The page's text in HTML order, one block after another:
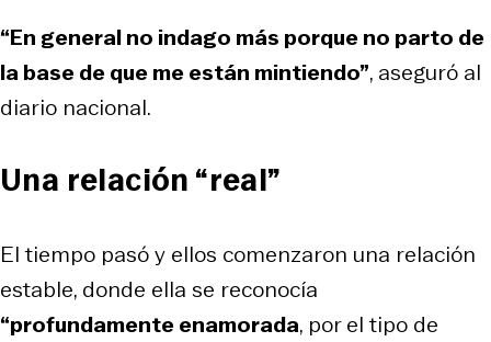
“En general no indago más porque no parto de
la base de que me están mintiendo”, aseguró al
diario nacional.
Una relación “real”
El tiempo pasó y ellos comenzaron una relación
estable, donde ella se reconocía
“profundamente enamorada, por el tipo de